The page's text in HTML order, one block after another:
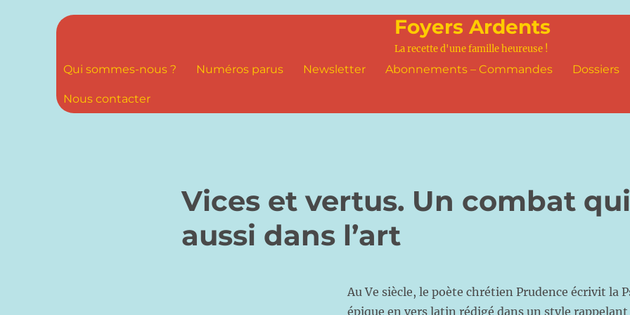
Foyers Ardents
La recette d'une famille heureuse !
Qui sommes-nous ? Numéros parus Newsletter Abonnements – Commandes Dossiers
Nous contacter
Vices et vertus. Un combat
aussi dans l’art
Au Ve siècle, le poète chrétien Prudence écrivit la
épique en vers latin rédigé dans un style rappelant